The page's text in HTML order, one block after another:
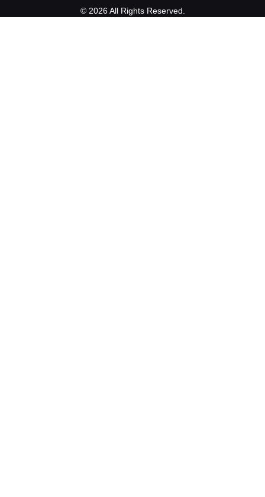
© 2026 All Rights Reserved.